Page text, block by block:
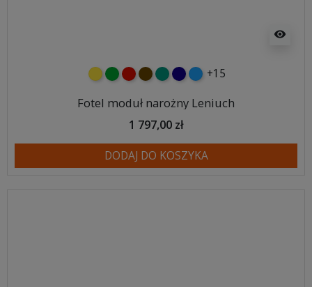
visibility
żółtyzielonyczerwony
czekoladowy
turkusowy
granatowy
niebieski
+15
Fotel moduł narożny Leniuch
1 797,00 zł
DODAJ DO KOSZYKA